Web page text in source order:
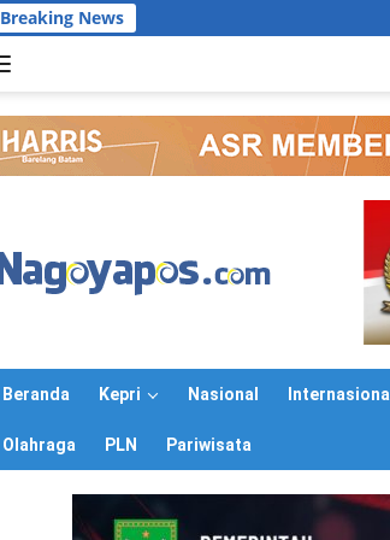
Breaking News
Beranda Kepri Nasional Internasional
Olahraga PLN Pariwisata